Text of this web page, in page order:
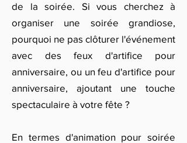
de la soirée. Si vous cherchez à
organiser une soirée grandiose,
pourquoi ne pas clôturer l'événement
avec des feux d'artifice pour
anniversaire, ou un feu d'artifice pour
anniversaire, ajoutant une touche
spectaculaire à votre fête ?
En termes d'animation pour soirée